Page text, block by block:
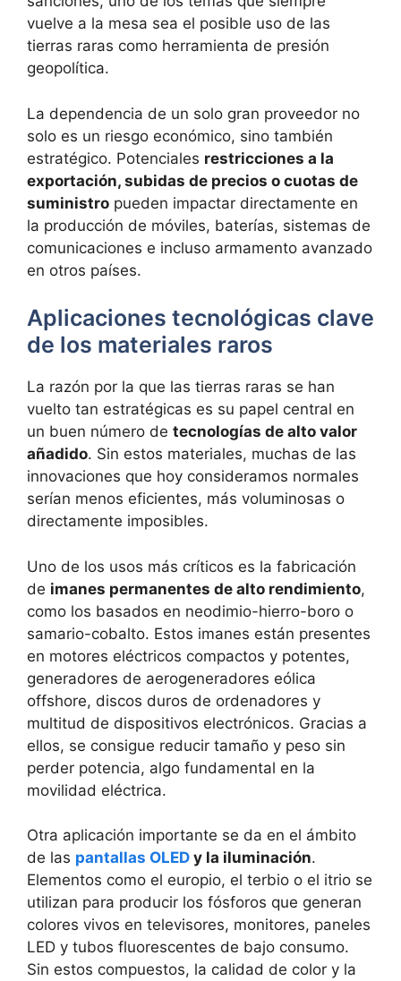
vuelve a la mesa sea el posible uso de las
tierras raras como herramienta de presión
geopolítica.
La dependencia de un solo gran proveedor no
solo es un riesgo económico, sino también
estratégico. Potenciales restricciones a la
exportación, subidas de precios o cuotas de
suministro pueden impactar directamente en
la producción de móviles, baterías, sistemas de
comunicaciones e incluso armamento avanzado
en otros países.
Aplicaciones tecnológicas clave
de los materiales raros
La razón por la que las tierras raras se han
vuelto tan estratégicas es su papel central en
un buen número de tecnologías de alto valor
añadido. Sin estos materiales, muchas de las
innovaciones que hoy consideramos normales
serían menos eficientes, más voluminosas o
directamente imposibles.
Uno de los usos más críticos es la fabricación
de imanes permanentes de alto rendimiento,
como los basados en neodimio-hierro-boro o
samario-cobalto. Estos imanes están presentes
en motores eléctricos compactos y potentes,
generadores de aerogeneradores eólica
offshore, discos duros de ordenadores y
multitud de dispositivos electrónicos. Gracias a
ellos, se consigue reducir tamaño y peso sin
perder potencia, algo fundamental en la
movilidad eléctrica.
Otra aplicación importante se da en el ámbito
de las pantallas OLED y la iluminación.
Elementos como el europio, el terbio o el itrio se
utilizan para producir los fósforos que generan
colores vivos en televisores, monitores, paneles
LED y tubos fluorescentes de bajo consumo.
Sin estos compuestos, la calidad de color y la